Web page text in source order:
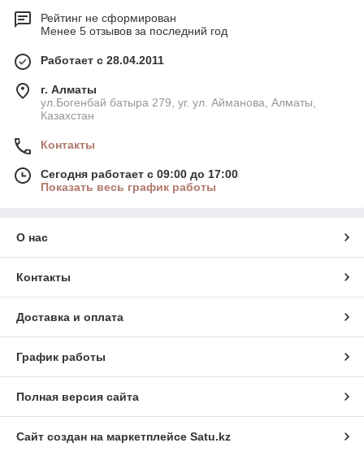
Рейтинг не сформирован
Менее 5 отзывов за последний год
Работает с 28.04.2011
г. Алматы
ул.Богенбай батыра 279, уг. ул. Айманова, Алматы,
Казахстан
Контакты
Сегодня работает с 09:00 до 17:00
Показать весь график работы
О нас
Контакты
Доставка и оплата
График работы
Полная версия сайта
Сайт создан на маркетплейсе Satu.kz